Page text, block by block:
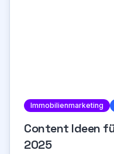
Immobilienmarketing
Content Ideen
2025